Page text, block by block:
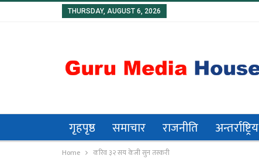
THURSDAY, AUGUST 6, 2026
गृहपृष्ठ समाचार राजनीति अन्तर्राष्ट्रिय
Home करिव ३२ सय केजी सुन तस्करी